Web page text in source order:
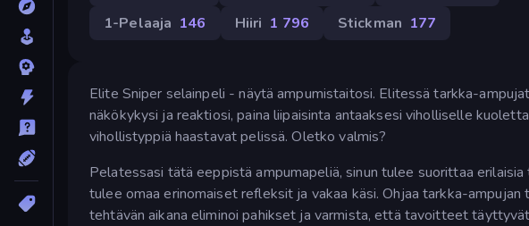
1-Pelaaja 146 Hiiri 1 796 Stickman 177
Elite Sniper selainpeli - näytä ampumistaitosi. Elitessä tarkka-
näkökykysi ja reaktiosi, paina liipaisinta antaaksesi viholliselle
vihollistyppiä haastavat pelissä. Oletko valmis?
Pelatessasi tätä eeppistä ampumapeliä, sinun tulee suorittaa
tulee omaa erinomaiset refleksit ja vakaa käsi. Ohjaa tarkka-
tehtävän aikana eliminoi pahikset ja varmista, että tavoitteet